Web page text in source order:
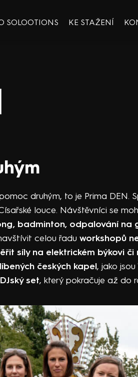
SOLOOTIONS KE STAŽENÍ
druhým, to je Prima DEN.
louce. Návštěvníci se
badminton, odpalování na
celou řadu workshopů
síly na elektrickém býkovi či
českých kapel, jako
DJský set, který pokračuje až do